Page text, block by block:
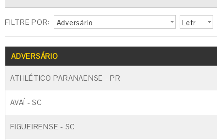
FILTRE POR: Adversário
Letr
ADVERSÁRIO
ATHLÉTICO PARANAENSE - PR
AVAÍ - SC
FIGUEIRENSE - SC